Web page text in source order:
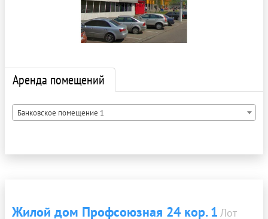
Аренда помещений
Банковское помещение 1
Жилой дом Профсоюзная 24 кор. 1 Лот